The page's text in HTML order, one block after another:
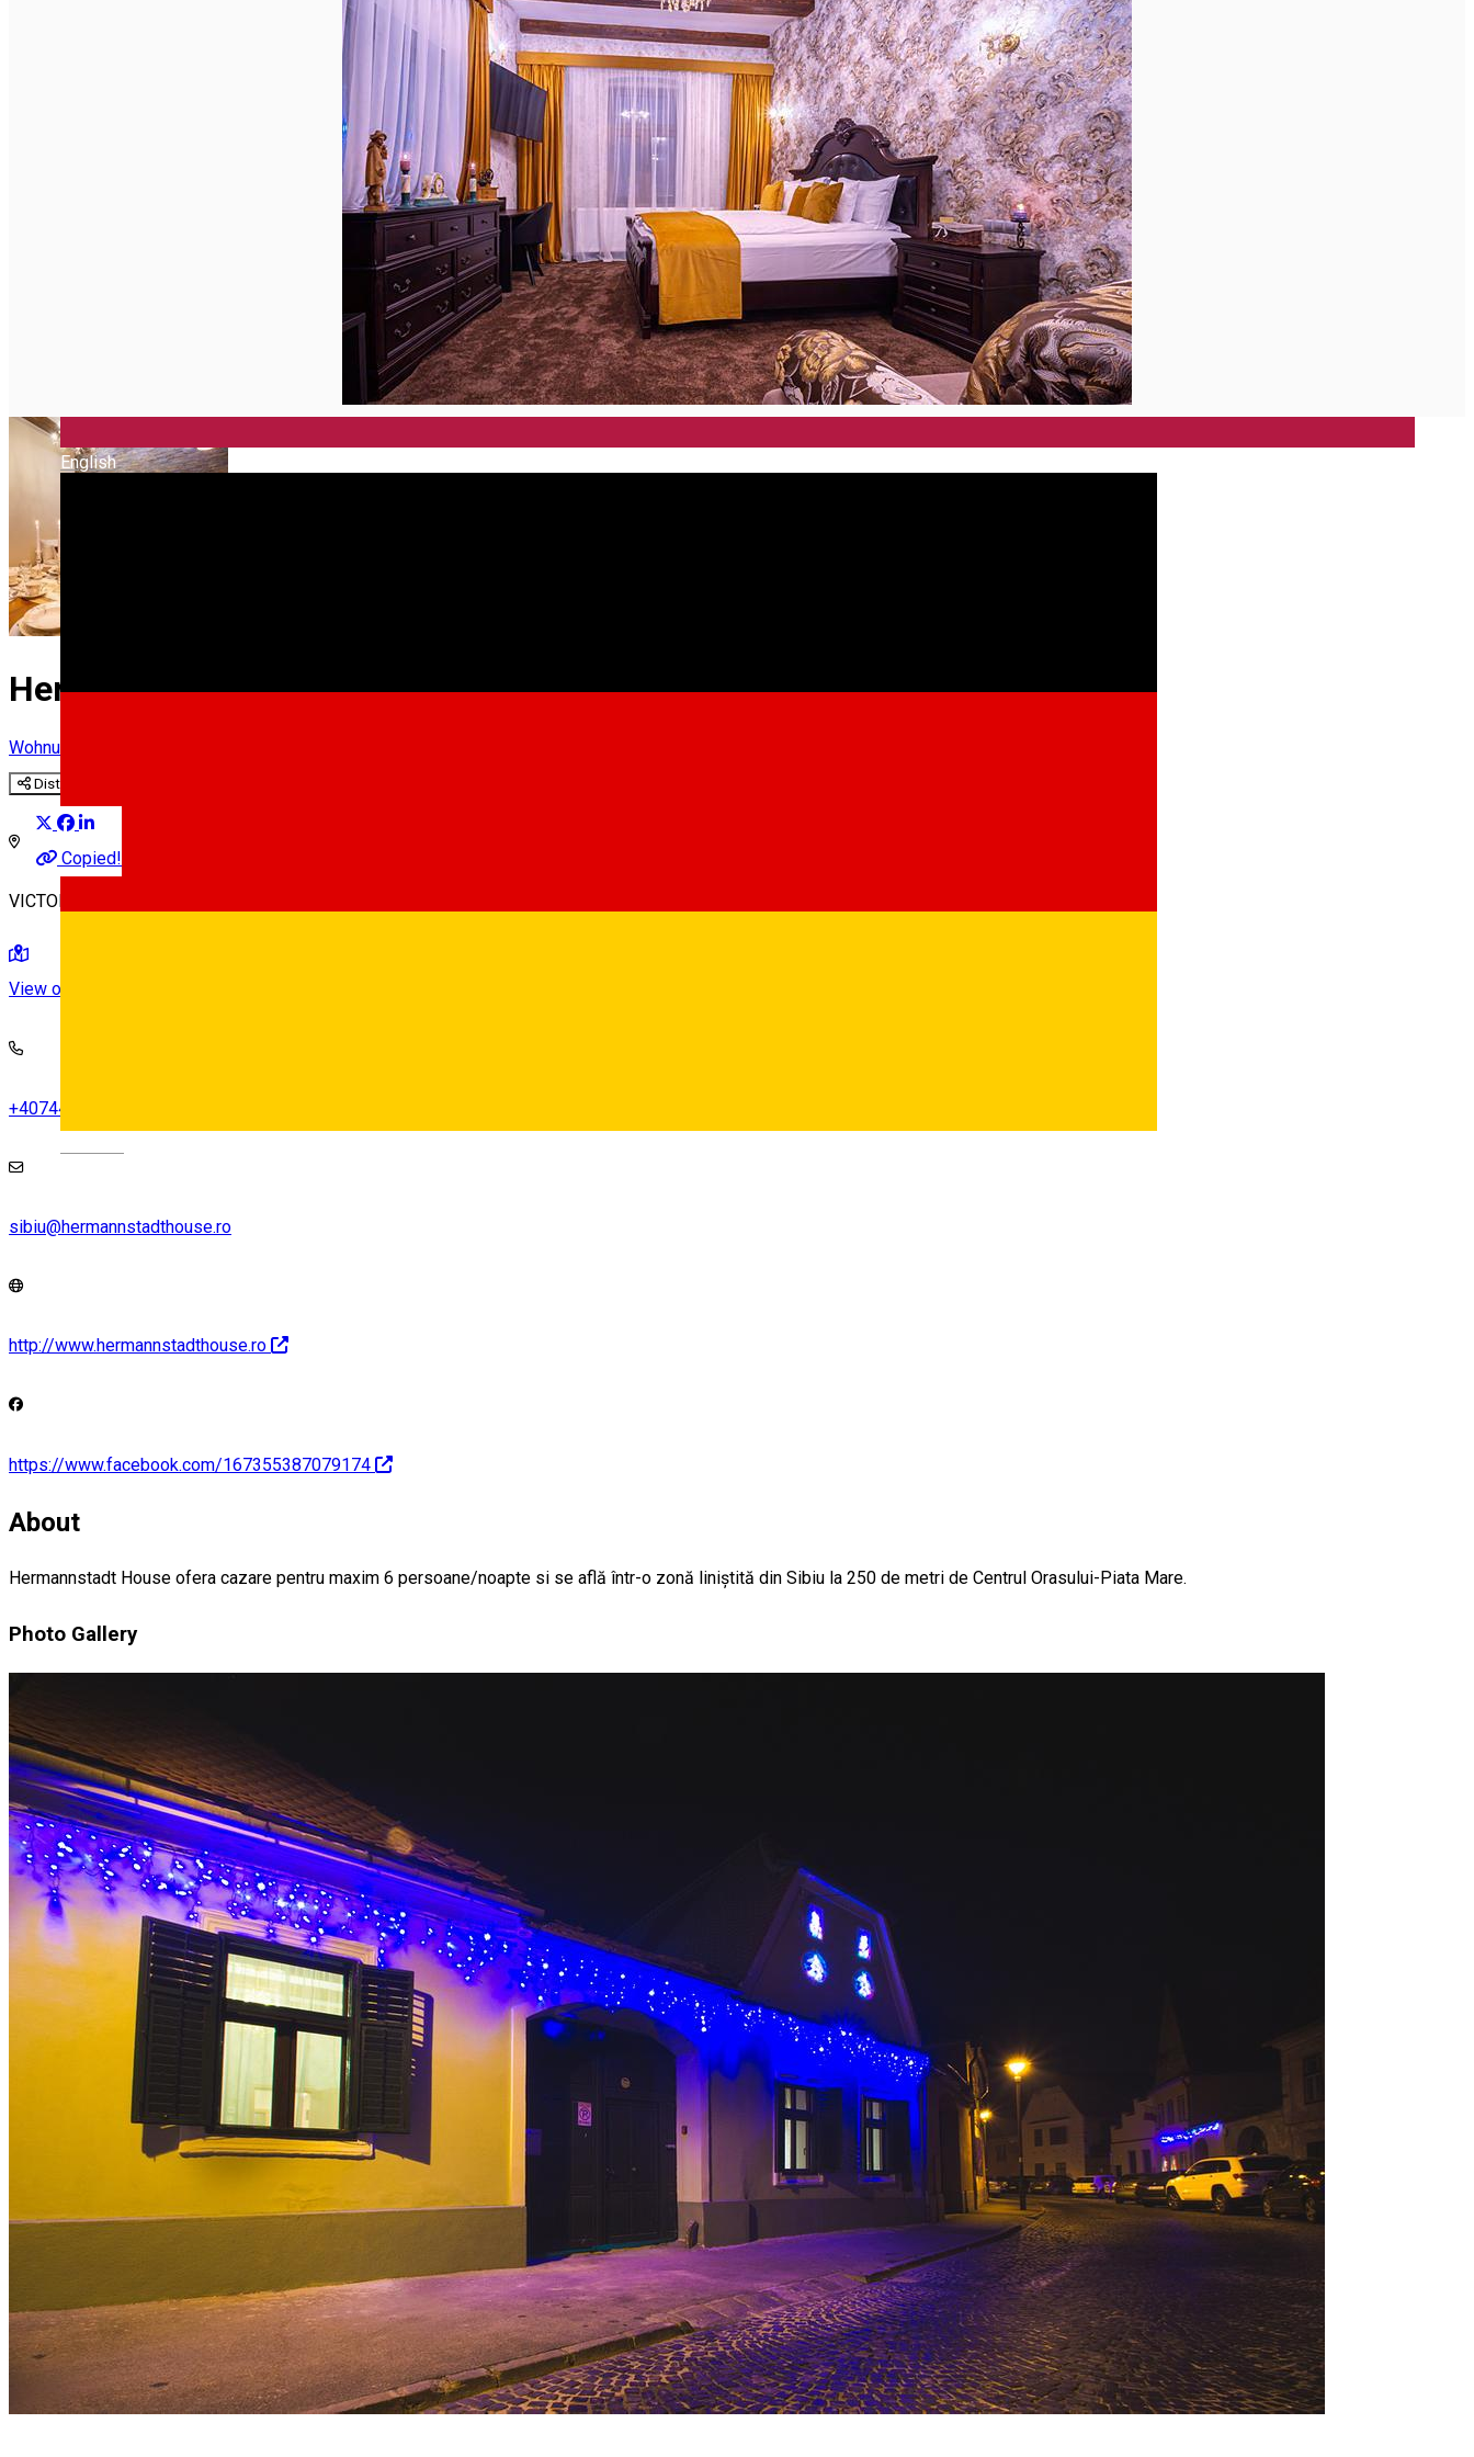
English
Hermannstadt House ****
Wohnung im Hotel
Distribuie
Copied!
VICTOR TORDOSAN NR.3, Sibiu, Romania, 550189
View on map
+40744551362
sibiu@hermannstadthouse.ro
http://www.hermannstadthouse.ro
https://www.facebook.com/167355387079174
About
Hermannstadt House ofera cazare pentru maxim 6 persoane/noapte si se află într-o zonă liniștită din Sibiu la 250 de metri de Centrul Orasului-Piata Mare.
Photo Gallery